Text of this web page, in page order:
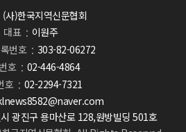
(사)한국지역신문협회
대표
이원주
번호
303-82-06272
호
02-446-4864
호
02-2294-7321
광진구 용마산로 128,원방빌딩 501호